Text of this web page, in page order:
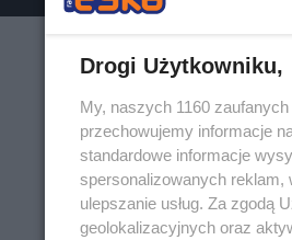
Drogi Użytkowniku,
My, naszych 1160
przechowujemy informacje
standardowe informacje
spersonalizowanych reklam,
ulepszanie usług. Za zgodą
geolokalizacyjnych oraz